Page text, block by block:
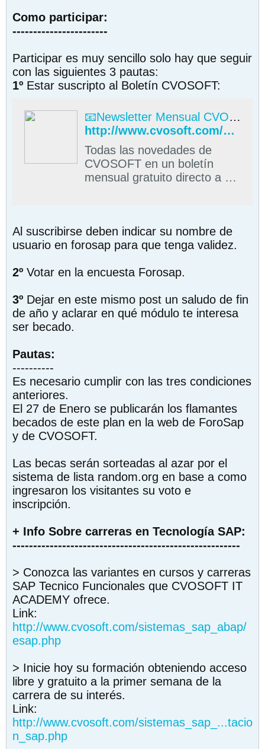
Como participar:
-----------------------
Participar es muy sencillo solo hay que seguir
con las siguientes 3 pautas:
1º Estar suscripto al Boletín CVOSOFT:
📧Newsletter Mensual CVOSOFT
http://www.cvosoft.com/boletines/boletines_esap.php#formulario
Todas las novedades de
CVOSOFT en un boletín
mensual gratuito directo a su
Al suscribirse deben indicar su nombre de
usuario en forosap para que tenga validez.
2º Votar en la encuesta Forosap.
3º Dejar en este mismo post un saludo de fin
de año y aclarar en qué módulo te interesa
ser becado.
Pautas:
----------
Es necesario cumplir con las tres condiciones
anteriores.
El 27 de Enero se publicarán los flamantes
becados de este plan en la web de ForoSap
y de CVOSOFT.
Las becas serán sorteadas al azar por el
sistema de lista random.org en base a como
ingresaron los visitantes su voto e
inscripción.
+ Info Sobre carreras en Tecnología SAP:
-------------------------------------------------------
> Conozca las variantes en cursos y carreras
SAP Tecnico Funcionales que CVOSOFT IT
ACADEMY ofrece.
Link:
http://www.cvosoft.com/sistemas_sap_abap/
esap.php
> Inicie hoy su formación obteniendo acceso
libre y gratuito a la primer semana de la
carrera de su interés.
Link:
http://www.cvosoft.com/sistemas_sap_...tacio
n_sap.php